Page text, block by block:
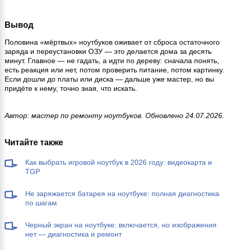
Вывод
Половина «мёртвых» ноутбуков оживает от сброса остаточного
заряда и переустановки ОЗУ — это делается дома за десять
минут. Главное — не гадать, а идти по дереву: сначала понять,
есть реакция или нет, потом проверить питание, потом картинку.
Если дошли до платы или диска — дальше уже мастер, но вы
придёте к нему, точно зная, что искать.
Автор: мастер по ремонту ноутбуков. Обновлено 24.07.2026.
Читайте также
Как выбрать игровой ноутбук в 2026 году: видеокарта и
TGP
Не заряжается батарея на ноутбуке: полная диагностика
по шагам
Черный экран на ноутбуке: включается, но изображения
нет — диагностика и ремонт